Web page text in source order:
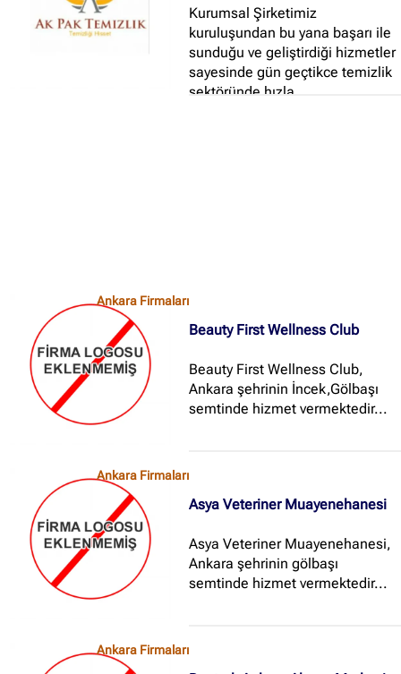
Kurumsal Şirketimiz
kuruluşundan bu yana başarı ile
sunduğu ve geliştirdiği hizmetler
sayesinde gün geçtikce temizlik
sektöründe hızla
Ankara Firmaları
Beauty First Wellness Club
Beauty First Wellness Club,
Ankara şehrinin İncek,Gölbaşı
semtinde hizmet vermektedir...
Ankara Firmaları
Asya Veteriner Muayenehanesi
Asya Veteriner Muayenehanesi,
Ankara şehrinin gölbaşı
semtinde hizmet vermektedir...
Ankara Firmaları